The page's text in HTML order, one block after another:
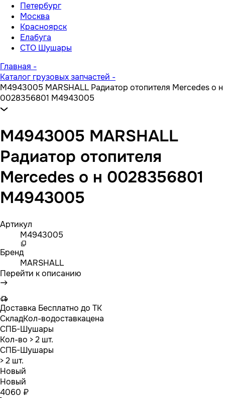
Петербург
Москва
Красноярск
Елабуга
СТО Шушары
Главная -
Каталог грузовых запчастей -
M4943005 MARSHALL Радиатор отопителя Mercedes о н
0028356801 M4943005
M4943005 MARSHALL
Радиатор отопителя
Mercedes о н 0028356801
M4943005
Артикул
M4943005
Бренд
MARSHALL
Перейти к описанию
Доставка Бесплатно до ТК
СкладКол-водоставкацена
СПБ-Шушары
Кол-во > 2 шт.
СПБ-Шушары
> 2 шт.
Новый
Новый
4060 ₽